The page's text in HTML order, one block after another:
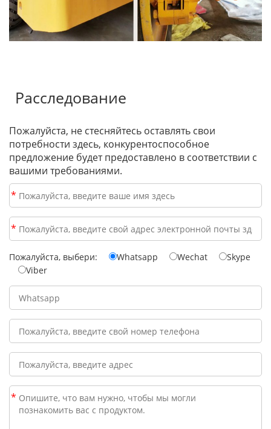
Расследование
Пожалуйста, не стесняйтесь оставлять свои
потребности здесь, конкурентоспособное
предложение будет предоставлено в соответствии с
вашими требованиями.
*
*
Пожалуйста, выбери: Whatsapp Wechat
Skype
Viber
*